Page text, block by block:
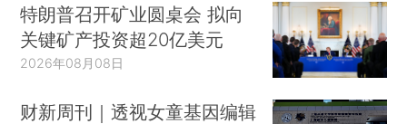
特朗普召开矿业圆桌会 拟向
关键矿产投资超20亿美元
2026年08月08日
财新周刊｜透视女童基因编辑